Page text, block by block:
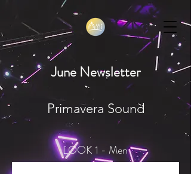
June Newsletter
Primavera Sound
LOOK 1 - Men